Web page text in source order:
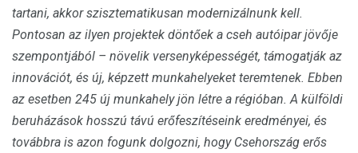
tartani, akkor szisztematikusan modernizálnunk kell.
Pontosan az ilyen projektek döntőek a cseh autóipar jövője
szempontjából – növelik versenyképességét, támogatják az
innovációt, és új, képzett munkahelyeket teremtenek. Ebben
az esetben 245 új munkahely jön létre a régióban. A külföldi
beruházások hosszú távú erőfeszítéseink eredményei, és
továbbra is azon fogunk dolgozni, hogy Csehország erős